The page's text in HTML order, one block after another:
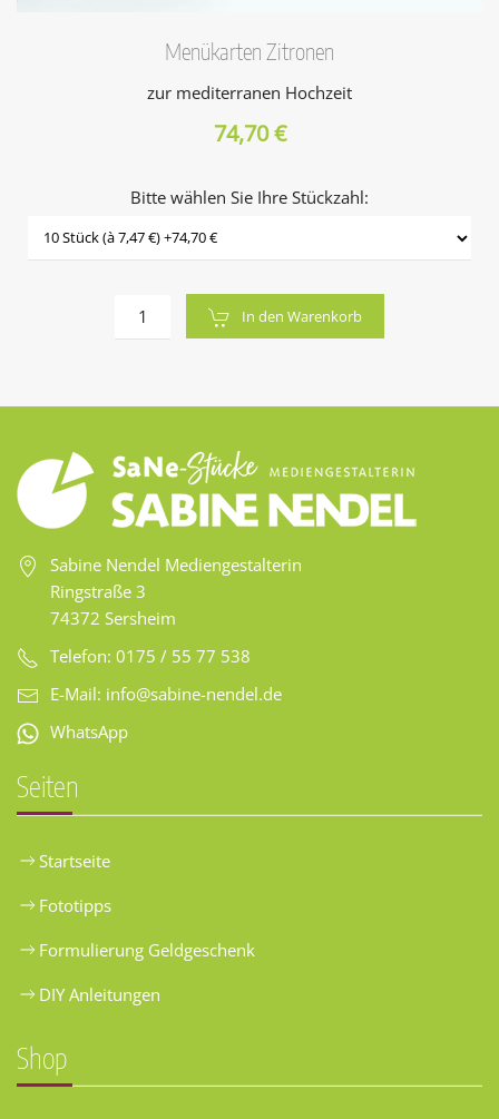
Menükarten Zitronen
zur mediterranen Hochzeit
74,70 €
Bitte wählen Sie Ihre Stückzahl:
In den Warenkorb
Sabine Nendel Mediengestalterin
Ringstraße 3
74372 Sersheim
Telefon: 0175 / 55 77 538
E-Mail: info@sabine-nendel.de
WhatsApp
Seiten
Startseite
Fototipps
Formulierung Geldgeschenk
DIY Anleitungen
Shop